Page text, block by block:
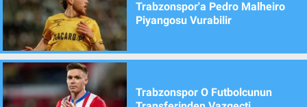
Trabzonspor'a Pedro Malheiro
Piyangosu Vurabilir
Trabzonspor O Futbolcunun